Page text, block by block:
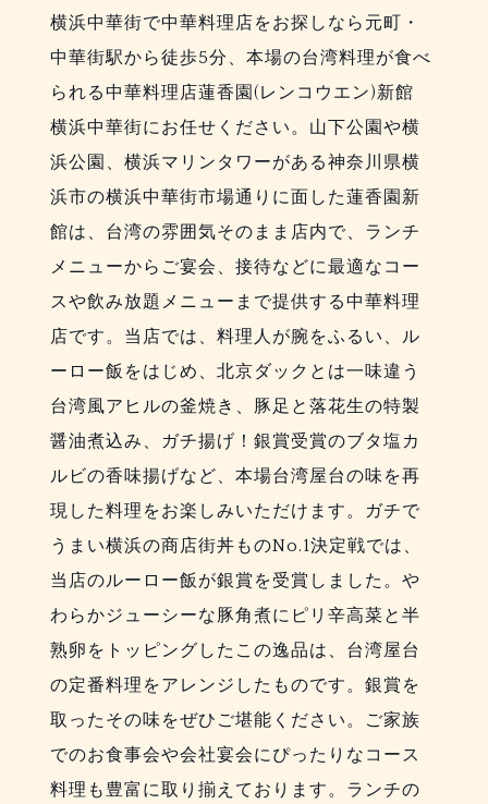
横浜中華街で中華料理店をお探しなら元町・
中華街駅から徒歩5分、本場の台湾料理が食べ
られる中華料理店蓮香園(レンコウエン)新館
横浜中華街にお任せください。山下公園や横
浜公園、横浜マリンタワーがある神奈川県横
浜市の横浜中華街市場通りに面した蓮香園新
館は、台湾の雰囲気そのまま店内で、ランチ
メニューからご宴会、接待などに最適なコー
スや飲み放題メニューまで提供する中華料理
店です。当店では、料理人が腕をふるい、ル
ーロー飯をはじめ、北京ダックとは一味違う
台湾風アヒルの釜焼き、豚足と落花生の特製
醤油煮込み、ガチ揚げ！銀賞受賞のブタ塩カ
ルビの香味揚げなど、本場台湾屋台の味を再
現した料理をお楽しみいただけます。ガチで
うまい横浜の商店街丼ものNo.1決定戦では、
当店のルーロー飯が銀賞を受賞しました。や
わらかジューシーな豚角煮にピリ辛高菜と半
熟卵をトッピングしたこの逸品は、台湾屋台
の定番料理をアレンジしたものです。銀賞を
取ったその味をぜひご堪能ください。ご家族
でのお食事会や会社宴会にぴったりなコース
料理も豊富に取り揃えております。ランチの